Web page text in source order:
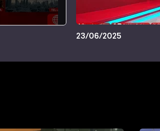
23/06/2025